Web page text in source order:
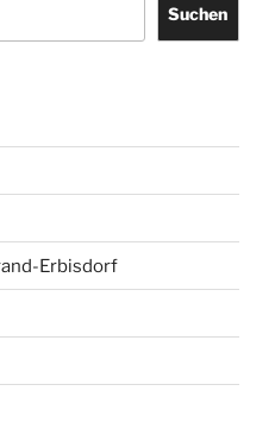
Suchen
Erbisdorf